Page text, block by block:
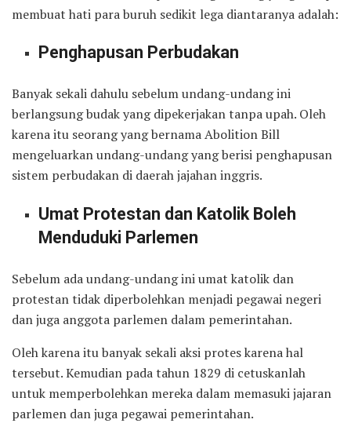
membuat hati para buruh sedikit lega diantaranya adalah:
Penghapusan Perbudakan
Banyak sekali dahulu sebelum undang-undang ini
berlangsung budak yang dipekerjakan tanpa upah. Oleh
karena itu seorang yang bernama Abolition Bill
mengeluarkan undang-undang yang berisi penghapusan
sistem perbudakan di daerah jajahan inggris.
Umat Protestan dan Katolik Boleh
Menduduki Parlemen
Sebelum ada undang-undang ini umat katolik dan
protestan tidak diperbolehkan menjadi pegawai negeri
dan juga anggota parlemen dalam pemerintahan.
Oleh karena itu banyak sekali aksi protes karena hal
tersebut. Kemudian pada tahun 1829 di cetuskanlah
untuk memperbolehkan mereka dalam memasuki jajaran
parlemen dan juga pegawai pemerintahan.